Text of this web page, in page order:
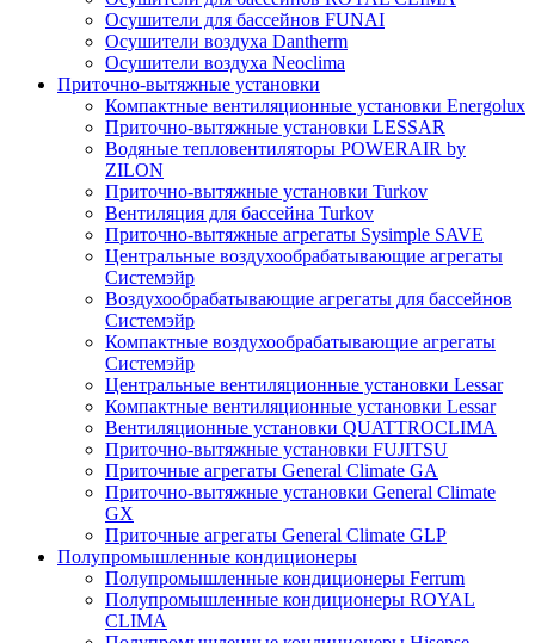
Осушители для бассейнов FUNAI
Осушители воздуха Dantherm
Осушители воздуха Neoclima
Приточно-вытяжные установки
Компактные вентиляционные установки Energolux
Приточно-вытяжные установки LESSAR
Водяные тепловентиляторы POWERAIR by
ZILON
Приточно-вытяжные установки Turkov
Вентиляция для бассейна Turkov
Приточно-вытяжные агрегаты Sysimple SAVE
Центральные воздухообрабатывающие агрегаты
Системэйр
Воздухообрабатывающие агрегаты для бассейнов
Системэйр
Компактные воздухообрабатывающие агрегаты
Системэйр
Центральные вентиляционные установки Lessar
Компактные вентиляционные установки Lessar
Вентиляционные установки QUATTROCLIMA
Приточно-вытяжные установки FUJITSU
Приточные агрегаты General Climate GA
Приточно-вытяжные установки General Climate
GX
Приточные агрегаты General Climate GLP
Полупромышленные кондиционеры
Полупромышленные кондиционеры Ferrum
Полупромышленные кондиционеры ROYAL
CLIMA